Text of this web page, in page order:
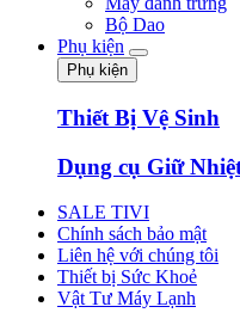
Bộ Dao
Phụ kiện
Phụ kiện
Thiết Bị Vệ Sinh
Dụng cụ Giữ
SALE TIVI
Chính sách bảo mật
Liên hệ với chúng tôi
Thiết bị Sức Khoẻ
Vật Tư Máy Lạnh